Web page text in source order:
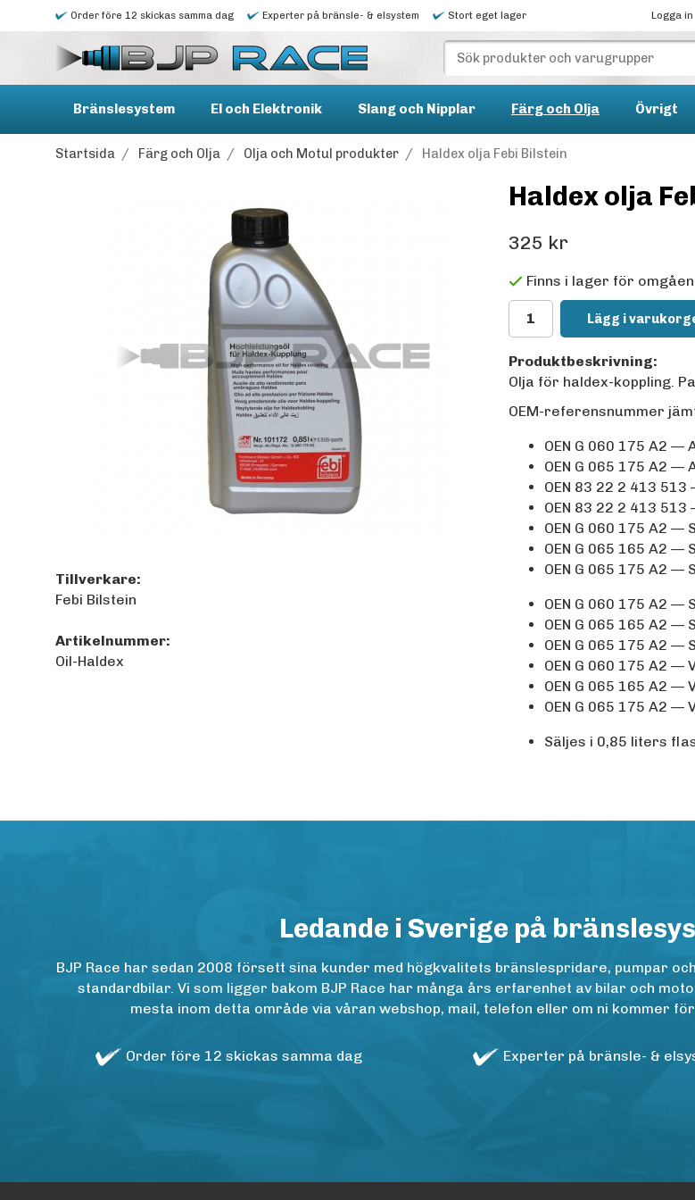
Order före 12 skickas samma dag Experter på bränsle- & elsystem Stort eget lager Logga in
Bränslesystem El och Elektronik Slang och Nipplar Färg och Olja Övrigt
Startsida / Färg och Olja / Olja och Motul produkter / Haldex olja Febi Bilstein
Haldex olja
325 kr
Finns i lager för
Lägg i
Produktbeskrivning:
Olja för haldex-koppling.
OEM-referensnummer
OEN G 060 175 A2 —
OEN G 065 175 A2 —
OEN 83 22 2 413 513
OEN 83 22 2 413 513
OEN G 060 175 A2 —
OEN G 065 165 A2 —
OEN G 065 175 A2 —
OEN G 060 175 A2 —
OEN G 065 165 A2 —
OEN G 065 175 A2 —
OEN G 060 175 A2 —
OEN G 065 165 A2 —
OEN G 065 175 A2 —
Säljes i 0,85 liters
Tillverkare:
Febi Bilstein
Artikelnummer:
Oil-Haldex
Ledande i Sverige på
BJP Race har sedan 2008 försett sina kunder med högkvalitets bränslespridare, pumpar
standardbilar. Vi som ligger bakom BJP Race har många års erfarenhet av bilar och
mesta inom detta område via våran webshop, mail, telefon eller om ni kommer
Order före 12 skickas samma dag Experter på bränsle- &